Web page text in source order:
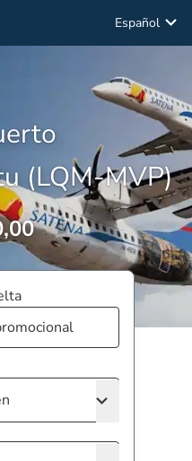
Español
(LQM-MVP)